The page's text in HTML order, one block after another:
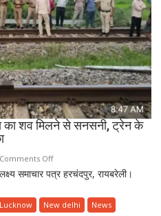
बूंद
पानी
को
तरसे
इंदिरा
नगरवासी
का शव मिलने से सनसनी, ट्रेन के
Comments Offon
रेलवे
पर
लक्ष्य समाचार पत्र हरचंदपुर, रायबरेली।
Lucknow New delhi
News